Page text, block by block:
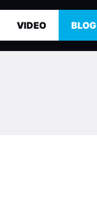
VIDEO BLOG